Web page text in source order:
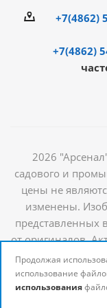
+7(4862)
+7(4862)
2026
садового и
цены не
изменены.
представленных
от оригиналов.
наличии
Продолжая
использование
использования